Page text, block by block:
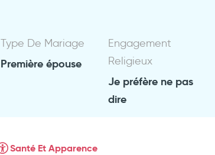
Type De Mariage
Première épouse
Engagement
Religieux
Je préfère ne pas
dire
Santé Et Apparence